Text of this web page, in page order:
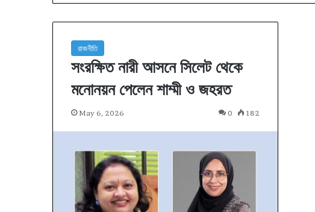
রাজনীতি
সংরক্ষিত নারী আসনে সিলেট থেকে
মনোনয়ন পেলেন শাম্মী ও জহরত
May 6, 2026 0 182